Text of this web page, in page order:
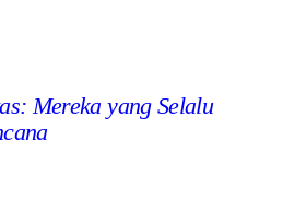
Mereka yang Selalu